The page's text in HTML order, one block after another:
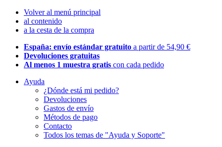
Volver al menú principal
al contenido
a la cesta de la compra
España: envío estándar gratuito a partir de 54,90 €
Devoluciones gratuitas
Al menos 1 muestra gratis con cada pedido
Ayuda
¿Dónde está mi pedido?
Devoluciones
Gastos de envío
Métodos de pago
Contacto
Todos los temas de "Ayuda y Soporte"